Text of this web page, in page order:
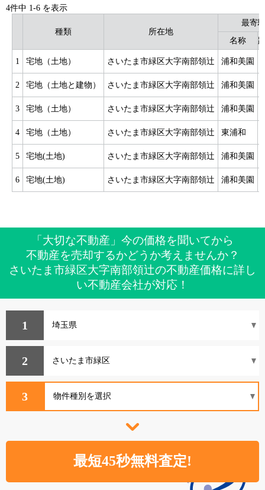
4件中 1-6 を表示
種類 所在地
最寄
名称
1 宅地（土地） さいたま市緑区大字南部領辻 浦和美園
2 宅地（土地と建物） さいたま市緑区大字南部領辻 浦和美園
3 宅地（土地） さいたま市緑区大字南部領辻 浦和美園
4 宅地（土地） さいたま市緑区大字南部領辻 東浦和
5 宅地(土地) さいたま市緑区大字南部領辻 浦和美園
6 宅地(土地) さいたま市緑区大字南部領辻 浦和美園
「大切な不動産」今の価格を聞いてから
不動産を売却するかどうか考えませんか？
さいたま市緑区大字南部領辻の不動産価格に詳し
い不動産会社が対応！
1
2
3